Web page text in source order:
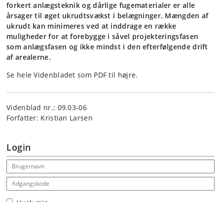
forkert anlægsteknik og dårlige fugematerialer er alle
årsager til øget ukrudtsvækst i belægninger. Mængden af
ukrudt kan minimeres ved at inddrage en række
muligheder for at forebygge i såvel projekteringsfasen
som anlægsfasen og ikke mindst i den efterfølgende drift
af arealerne.
Se hele Videnbladet som PDF til højre.
Videnblad nr.: 09.03-06
Forfatter: Kristian Larsen
Login
Email address
Adgangskode